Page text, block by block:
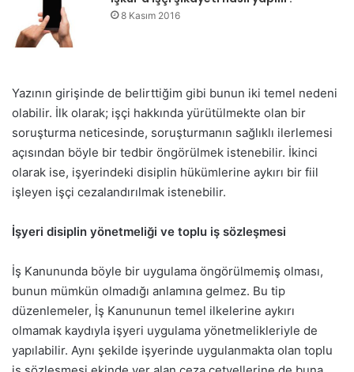
8 Kasım 2016
Yazının girişinde de belirttiğim gibi bunun iki temel nedeni
olabilir. İlk olarak; işçi hakkında yürütülmekte olan bir
soruşturma neticesinde, soruşturmanın sağlıklı ilerlemesi
açısından böyle bir tedbir öngörülmek istenebilir. İkinci
olarak ise, işyerindeki disiplin hükümlerine aykırı bir fiil
işleyen işçi cezalandırılmak istenebilir.
İşyeri disiplin yönetmeliği ve toplu iş sözleşmesi
İş Kanununda böyle bir uygulama öngörülmemiş olması,
bunun mümkün olmadığı anlamına gelmez. Bu tip
düzenlemeler, İş Kanununun temel ilkelerine aykırı
olmamak kaydıyla işyeri uygulama yönetmelikleriyle de
yapılabilir. Aynı şekilde işyerinde uygulanmakta olan toplu